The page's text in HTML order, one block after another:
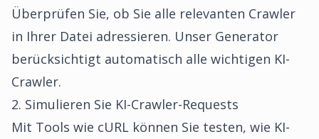
Überprüfen Sie, ob Sie alle relevanten Crawler
in Ihrer Datei adressieren. Unser Generator
berücksichtigt automatisch alle wichtigen KI-
Crawler.
2. Simulieren Sie KI-Crawler-Requests
Mit Tools wie cURL können Sie testen, wie KI-